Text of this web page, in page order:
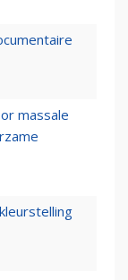
massale